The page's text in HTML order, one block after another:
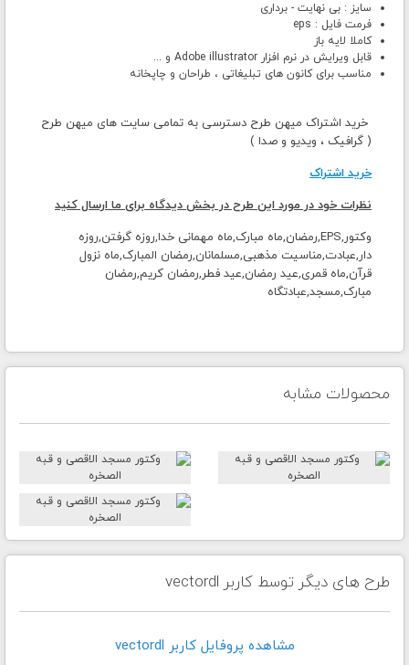
سایز : بی نهایت - برداری
فرمت فایل : eps
کاملا لایه باز
قابل ویرایش در نرم افزار Adobe illustrator و ...
مناسب برای کانون های تبلیغاتی ، طراحان و چاپخانه
خرید اشتراک میهن طرح دسترسی به تمامی سایت های میهن طرح
( گرافیک ، ویدیو و صدا )
خرید اشتراک
نظرات خود در مورد این طرح در بخش دیدگاه برای ما ارسال کنید
وکتور,EPS,رمضان,ماه مبارک,ماه مهمانی خدا,روزه گرفتن,روزه
دار,عبادت,مناسیت مذهبی,مسلمانان,رمضان المبارک,ماه نزول
قرآن,ماه قمری,عید رمضان,عید فطر,رمضان کریم,رمضان
مبارک,مسجد,عبادتگاه
محصولات مشابه
طرح های دیگر توسط کاربر vectordl
مشاهده پروفايل کاربر vectordl